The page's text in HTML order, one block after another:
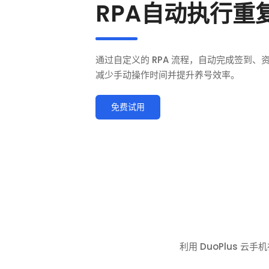
RPA自动执行重
通过自定义的 RPA 流程，自动完成签到、
减少手动操作时间并提升养号效率。
免费试用
利用 DuoPlus 云手